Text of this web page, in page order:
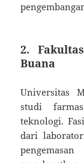
2.
Buana
Universitas
studi
teknologi.
dari